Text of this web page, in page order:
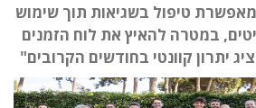
הגישה של QEDMA מאפשרת טיפול בשגיאות תוך שימוש
במטרה להאיץ את לוח הזמנים
יתרון קוונטי בחודשים הקרובים"